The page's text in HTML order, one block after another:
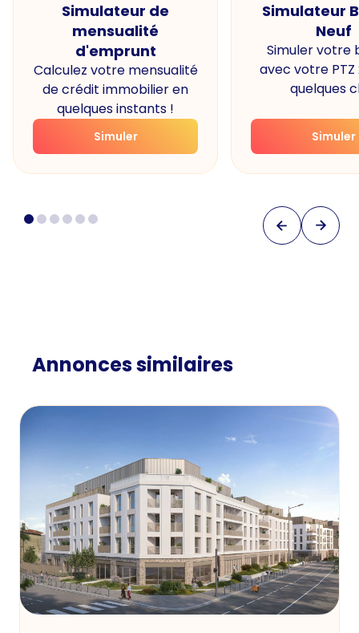
Simulateur de
mensualité
d'emprunt
Calculez votre mensualité
de crédit immobilier en
quelques instants !
Simuler
Simulateur
Neuf
Simuler votre
avec votre PTZ
quelques
Simuler
Annonces similaires